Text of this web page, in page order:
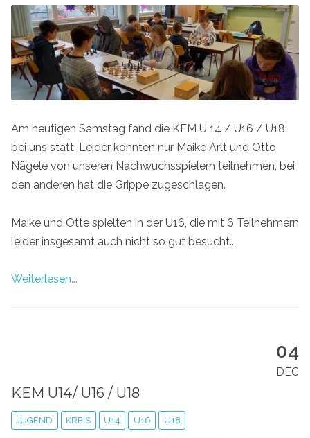
Am heutigen Samstag fand die KEM U 14 / U16 / U18
bei uns statt. Leider konnten nur Maike Arlt und Otto
Nägele von unseren Nachwuchsspielern teilnehmen, bei
den anderen hat die Grippe zugeschlagen.
Maike und Otte spielten in der U16, die mit 6 Teilnehmern
leider insgesamt auch nicht so gut besucht...
Weiterlesen...
04
DEC
KEM U14/ U16 / U18
JUGEND KREIS U14 U16 U18